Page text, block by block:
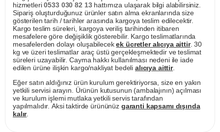
hizmetleri0533 030 82 13hattımıza ulaşarak bilgi alabilirsiniz.
Sipariş oluşturduğunuz ürünler satın alma ekranlarında size
gösterilen tarih / tarihler arasında kargoya teslim edilecektir.
Kargo teslim süreleri, kargoya veriliş tarihinden itibaren
mesafelere göre değişiklik gösterebilir. Kargo teslimatlarında
mesafelerden dolayı oluşabilecekek ücretler alıcıya aittir. 30
kg ve üzeri teslimatlar araç üstü gerçekleşmektedir ve teslimat
süreleri uzayabilir. Cayma hakkı kullanılması nedeni ile iade
edilen ürüne ilişkin kargo/nakliyat bedeli alıcıya aittir.
Eğer satın aldığınız ürün kurulum gerektiriyorsa, size en yakın
yetkili servisi arayın. Ürünün kutusunun (ambalajının) açılması
ve kurulum işlemi mutlaka yetkili servis tarafından
yapılmalıdır. Aksi taktirde ürününüz garanti kapsamı dışında
kalır.